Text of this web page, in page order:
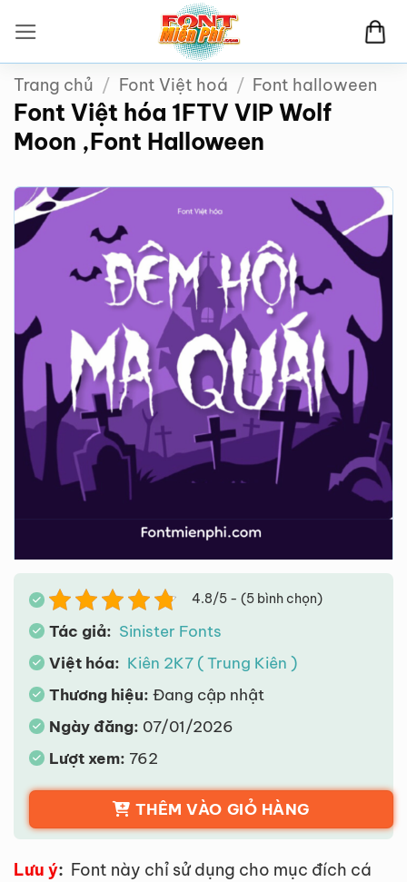
qua
nội
dung
Trang chủ / Font Việt hoá / Font halloween
Font Việt hóa 1FTV VIP Wolf
Moon ,Font Halloween
4.8/5 - (5 bình chọn)
Tác giả: Sinister Fonts
Việt hóa: Kiên 2K7 ( Trung Kiên )
Thương hiệu: Đang cập nhật
Ngày đăng: 07/01/2026
Lượt xem: 762
THÊM VÀO GIỎ HÀNG
Lưu ý: Font này chỉ sử dụng cho mục đích cá